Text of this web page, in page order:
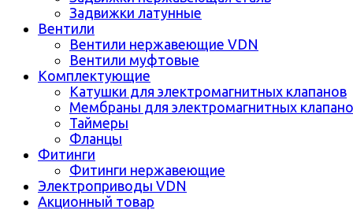
Задвижки латунные
Вентили
Вентили нержавеющие VDN
Вентили муфтовые
Комплектующие
Катушки для электромагнитных клапанов
Мембраны для электромагнитных
Таймеры
Фланцы
Фитинги
Фитинги нержавеющие
Электроприводы VDN
Акционный товар